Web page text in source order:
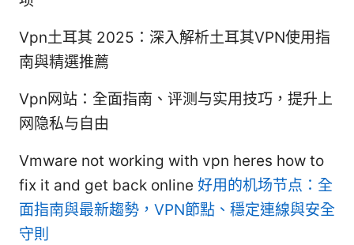
Vpn土耳其 2025：深入解析土耳其VPN使用指
南與精選推薦
Vpn网站：全面指南、评测与实用技巧，提升上
网隐私与自由
Vmware not working with vpn heres how to
fix it and get back online 好用的机场节点：全
面指南與最新趨勢，VPN節點、穩定連線與安全
守則